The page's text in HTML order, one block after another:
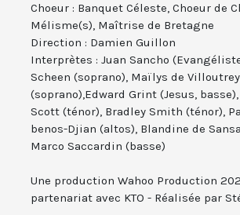
Choeur : Banquet Céleste, Choeur de
Mélisme(s), Maîtrise de Bretagne
Direction : Damien Guillon
Interprètes : Juan Sancho
Scheen (soprano), Maïlys de
(soprano),Edward Grint (Jesus,
Scott (ténor), Bradley Smith (ténor),
benos-Djian (altos), Blandine de
Marco Saccardin (basse)
Une production Wahoo Production
partenariat avec KTO - Réalisée par